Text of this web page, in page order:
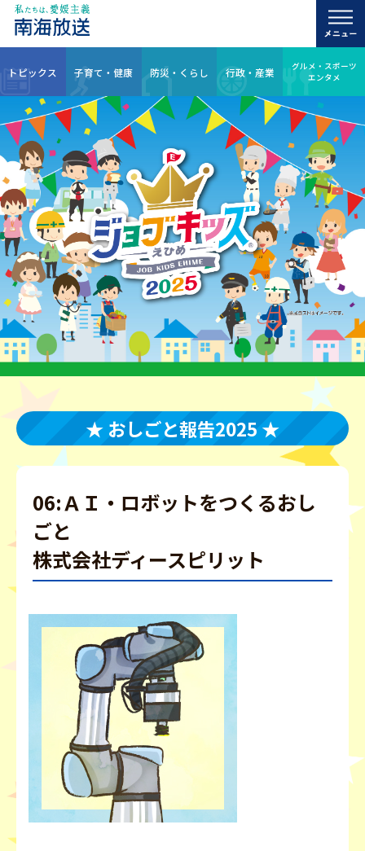
トピックス 子育て・健康 防災・くらし 行政・産業
グルメ・スポーツ
エンタメ
★ おしごと報告2025 ★
06:ＡＩ・ロボットをつくるおし
ごと
株式会社ディースピリット